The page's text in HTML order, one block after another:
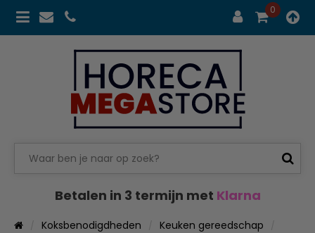
0
Betalen in 3 termijn met Klarna
Koksbenodigdheden
Keuken gereedschap